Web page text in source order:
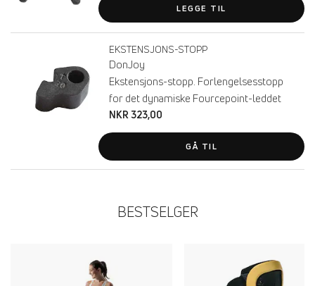
LEGGE TIL
EKSTENSJONS-STOPP
DonJoy
Ekstensjons-stopp. Forlengelsesstopp
for det dynamiske Fourcepoint-leddet
NKR 323,00
GÅ TIL
BESTSELGER